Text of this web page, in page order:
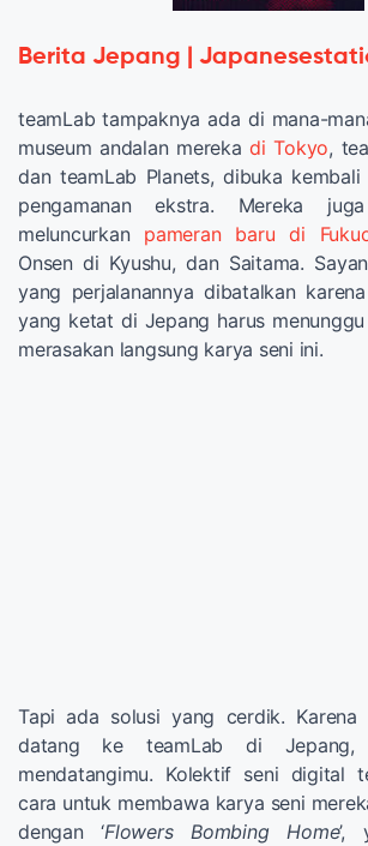
Berita Jepang |
teamLab tampaknya ada di mana-
museum andalan merekadi Tokyo,
dan teamLab Planets, dibuka
pengamanan ekstra. Mereka
meluncurkan pameran baru di
Onsen di Kyushu, dan Saitama.
yang perjalanannya dibatalkan
yang ketat di Jepang harus
merasakan langsung karya seni ini.
Tapi ada solusi yang cerdik.
datang ke teamLab di Jepang,
mendatangimu. Kolektif seni digital
cara untuk membawa karya seni
dengan ‘Flowers Bombing Home’,